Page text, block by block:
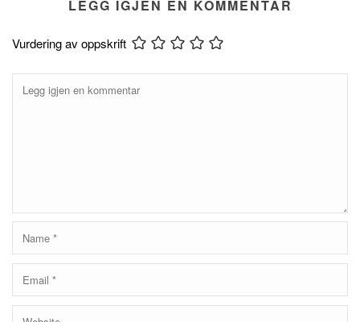
LEGG IGJEN EN KOMMENTAR
Vurdering av oppskrift